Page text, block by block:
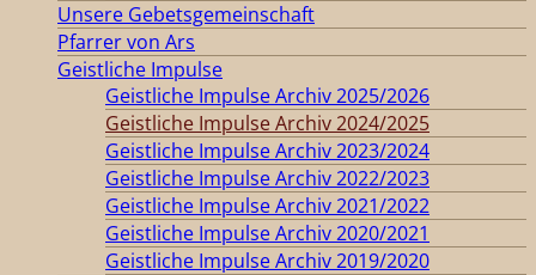
Unsere Gebetsgemeinschaft
Pfarrer von Ars
Geistliche Impulse
Geistliche Impulse Archiv 2025/2026
Geistliche Impulse Archiv 2024/2025
Geistliche Impulse Archiv 2023/2024
Geistliche Impulse Archiv 2022/2023
Geistliche Impulse Archiv 2021/2022
Geistliche Impulse Archiv 2020/2021
Geistliche Impulse Archiv 2019/2020